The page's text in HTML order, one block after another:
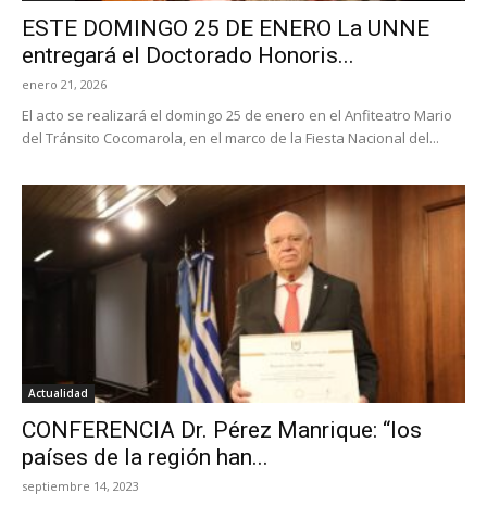
ESTE DOMINGO 25 DE ENERO La UNNE
entregará el Doctorado Honoris...
enero 21, 2026
El acto se realizará el domingo 25 de enero en el Anfiteatro Mario
del Tránsito Cocomarola, en el marco de la Fiesta Nacional del...
Actualidad
CONFERENCIA Dr. Pérez Manrique: “los
países de la región han...
septiembre 14, 2023